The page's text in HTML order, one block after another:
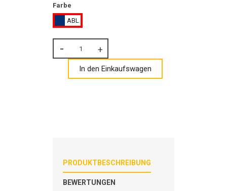
Farbe
ABL
In den Einkaufswagen
PRODUKTBESCHREIBUNG
BEWERTUNGEN